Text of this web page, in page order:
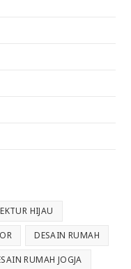
HIJAU
DESAIN RUMAH
RUMAH JOGJA